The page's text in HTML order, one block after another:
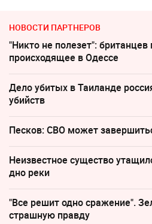
НОВОСТИ ПАРТНЕРОВ
"Никто не полезет": британцев
происходящее в Одессе
Дело убитых в Таиланде
убийств
Песков: СВО может
Неизвестное существо
дно реки
"Все решит одно сражение".
страшную правду